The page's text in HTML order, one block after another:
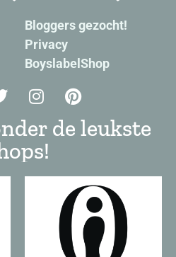
Bloggers gezocht!
Privacy
BoyslabelShop
de leukste